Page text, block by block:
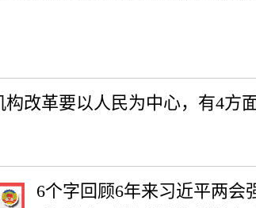
构改革要以人民为中心，有4方
6个字回顾6年来习近平两会